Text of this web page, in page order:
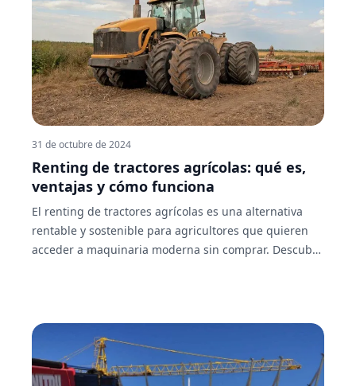
31 de octubre de 2024
Renting de tractores agrícolas: qué es,
ventajas y cómo funciona
El renting de tractores agrícolas es una alternativa
rentable y sostenible para agricultores que quieren
acceder a maquinaria moderna sin comprar. Descubre